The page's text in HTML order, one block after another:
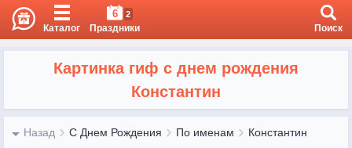
Каталог
6 2
Праздники Поиск
Картинка гиф с днем рождения
Константин
Назад С Днем Рождения По именам Константин